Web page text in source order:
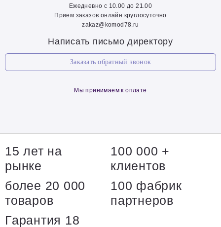
Ежедневно с 10.00 до 21.00
Прием заказов онлайн круглосуточно
zakaz@komod78.ru
Написать письмо директору
Заказать обратный звонок
Мы принимаем к оплате
15 лет на
рынке
100 000 +
клиентов
более 20 000
товаров
100 фабрик
партнеров
Гарантия 18